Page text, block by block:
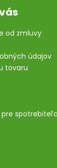
od zmluvy
údajov
tovaru
spotrebiteľa